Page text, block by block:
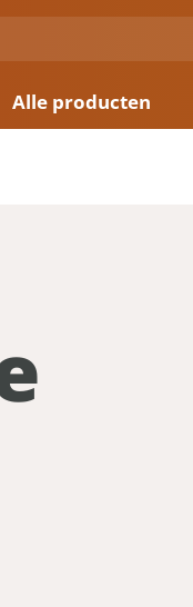
Alle producten